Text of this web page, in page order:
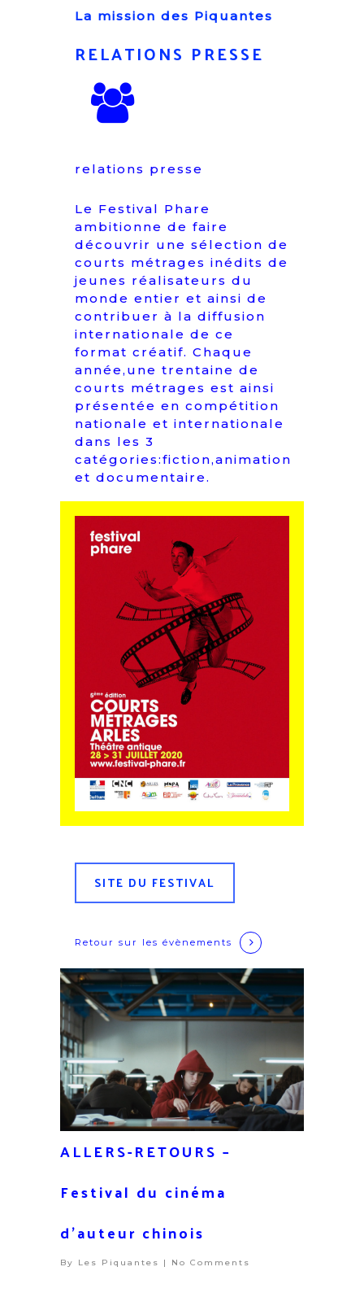
La mission des Piquantes
RELATIONS PRESSE
relations presse
Le Festival Phare
ambitionne de faire
découvrir une sélection de
courts métrages inédits de
jeunes réalisateurs du
monde entier et ainsi de
contribuer à la diffusion
internationale de ce
format créatif. Chaque
année,une trentaine de
courts métrages est ainsi
présentée en compétition
nationale et internationale
dans les 3
catégories:fiction,animation
et documentaire.
SITE DU FESTIVAL
Retour sur les évènements
ALLERS-RETOURS –
Festival du cinéma
d’auteur chinois
By Les Piquantes | No Comments